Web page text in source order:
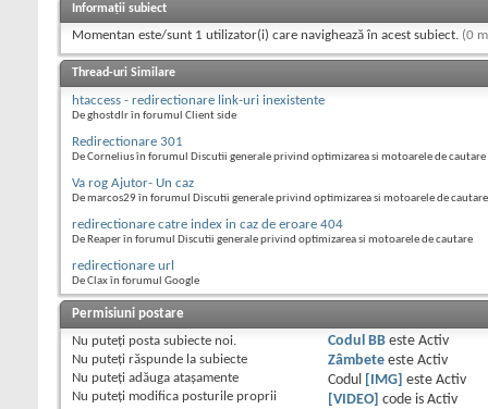
Informații subiect
Momentan este/sunt 1 utilizator(i) care navighează în acest subiect. (0
Thread-uri Similare
htaccess - redirectionare link-uri inexistente
De ghostdlr în forumul Client side
Redirectionare 301
De Cornelius în forumul Discutii generale privind optimizarea si motoarele de cautare
Va rog Ajutor- Un caz
De marcos29 în forumul Discutii generale privind optimizarea si motoarele de cautare
redirectionare catre index in caz de eroare 404
De Reaper în forumul Discutii generale privind optimizarea si motoarele de cautare
redirectionare url
De Clax în forumul Google
Permisiuni postare
Nu puteţi posta subiecte noi.
Nu puteţi răspunde la subiecte
Nu puteţi adăuga ataşamente
Nu puteţi modifica posturile proprii
Codul BBeste Activ
Zâmbeteeste Activ
Codul
[IMG] este Activ
[VIDEO]
code is Activ